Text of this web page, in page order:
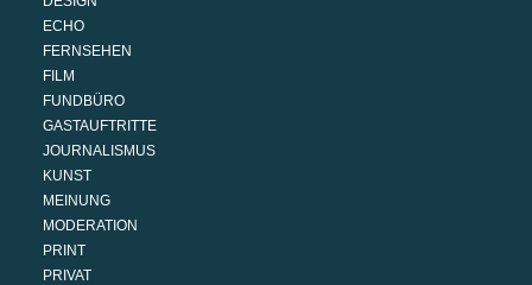
ECHO
FERNSEHEN
FILM
FUNDBÜRO
GASTAUFTRITTE
JOURNALISMUS
KUNST
MEINUNG
MODERATION
PRINT
PRIVAT